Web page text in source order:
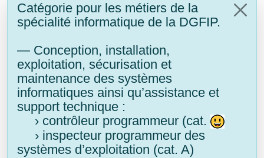
Catégorie pour les métiers de la
spécialité informatique de la DGFIP.
— Conception, installation,
exploitation, sécurisation et
maintenance des systèmes
informatiques ainsi qu’assistance et
support technique :
› contrôleur programmeur (cat.
› inspecteur programmeur des
systèmes d’exploitation (cat. A)